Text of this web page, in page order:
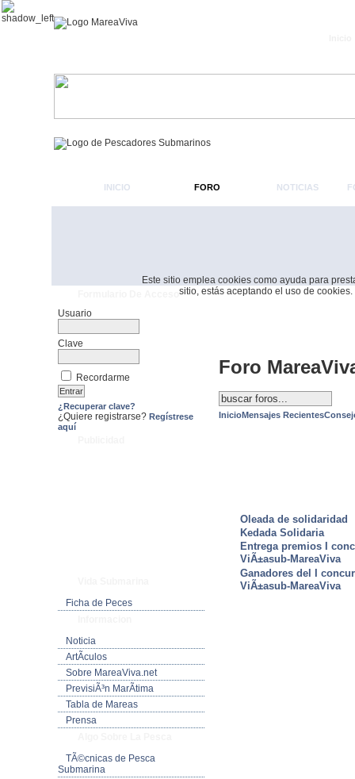
Este sitio emplea cookies como ayuda para
sitio, estás aceptando el uso de cookies.
INICIO FORO NOTICIAS
Usuario
Clave
Recordarme
¿Recuperar clave?
¿Quiere registrarse? Regístrese
aquí
Ficha de Peces
Noticia
ArtÃ­culos
Sobre MareaViva.net
PrevisiÃ³n MarÃ­tima
Tabla de Mareas
Prensa
TÃ©cnicas de Pesca
Submarina
Foro
InicioMensajes Recientes
Oleada de solidaridad
Kedada Solidaria
Entrega premios I
ViÃ±asub-MareaViva
Ganadores del I
ViÃ±asub-MareaViva